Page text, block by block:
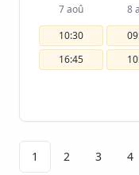
7 aoû
10:30
16:45
8
1 2 3 4